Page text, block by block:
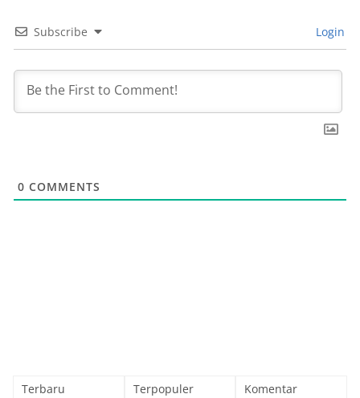
Subscribe Login
0 COMMENTS
Terbaru Terpopuler Komentar